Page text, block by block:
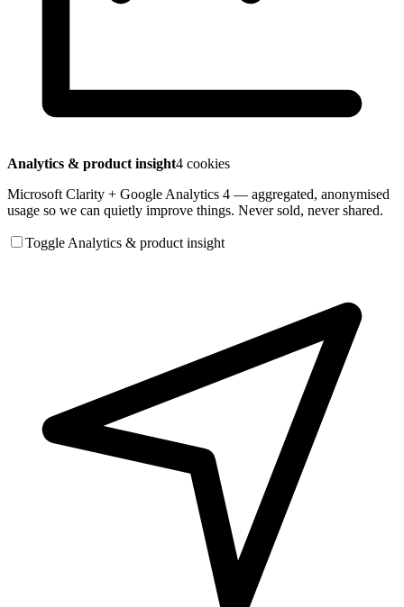
Analytics & product insight4 cookies
Microsoft Clarity + Google Analytics 4 — aggregated, anonymised
usage so we can quietly improve things. Never sold, never shared.
Toggle Analytics & product insight